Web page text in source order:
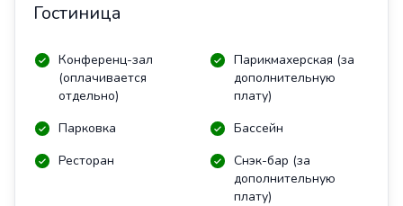
Гостиница
Конференц-зал
(оплачивается
отдельно)
Парикмахерская (за
дополнительную
плату)
Парковка
Бассейн
Ресторан
Снэк-бар (за
дополнительную
плату)